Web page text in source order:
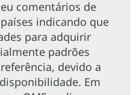
comentários de
indicando que
para adquirir
padrões
devido a
Em